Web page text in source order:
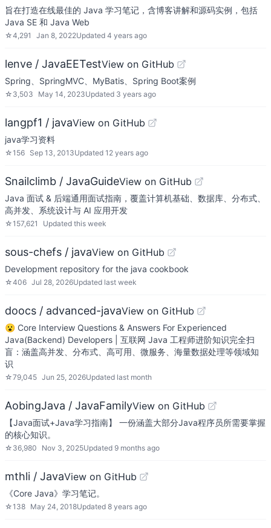
旨在打造在线最佳的 Java 学习笔记，含博客讲解和源码实例，包括
Java SE 和 Java Web
☆4,291 Jan 8, 2022Updated 4 years ago
lenve / JavaEETestView on GitHub
Spring、SpringMVC、MyBatis、Spring Boot案例
☆ 3,503 May 14, 2023Updated 3 years ago
langpf1 / javaView on GitHub
java学习资料
☆156 Sep 13, 2013Updated 12 years ago
Snailclimb / JavaGuideView on GitHub
Java 面试 & 后端通用面试指南，覆盖计算机基础、数据库、分布式、
高并发、系统设计与 AI 应用开发
☆157,621 Updated this week
sous-chefs / javaView on GitHub
Development repository for the java cookbook
☆406 Jul 28, 2026Updated last week
doocs / advanced-javaView on GitHub
😮 Core Interview Questions & Answers For Experienced
Java(Backend) Developers | 互联网 Java 工程师进阶知识完全扫
盲：涵盖高并发、分布式、高可用、微服务、海量数据处理等领域知
识
☆79,045 Jun 25, 2026Updated last month
AobingJava / JavaFamilyView on GitHub
【Java面试+Java学习指南】 一份涵盖大部分Java程序员所需要掌握
的核心知识。
☆ 36,980 Nov 3, 2025Updated 9 months ago
mthli / JavaView on GitHub
《Core Java》学习笔记。
☆138 May 24, 2018Updated 8 years ago